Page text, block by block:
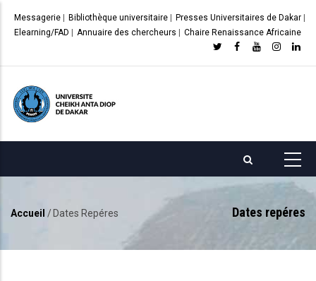
principal
Messagerie Bibliothèque universitaire Presses Universitaires de Dakar
Elearning/FAD
Annuaire des chercheurs Chaire Renaissance Africaine
Dates repéres
d'Ariane
Accueil / Dates Repéres